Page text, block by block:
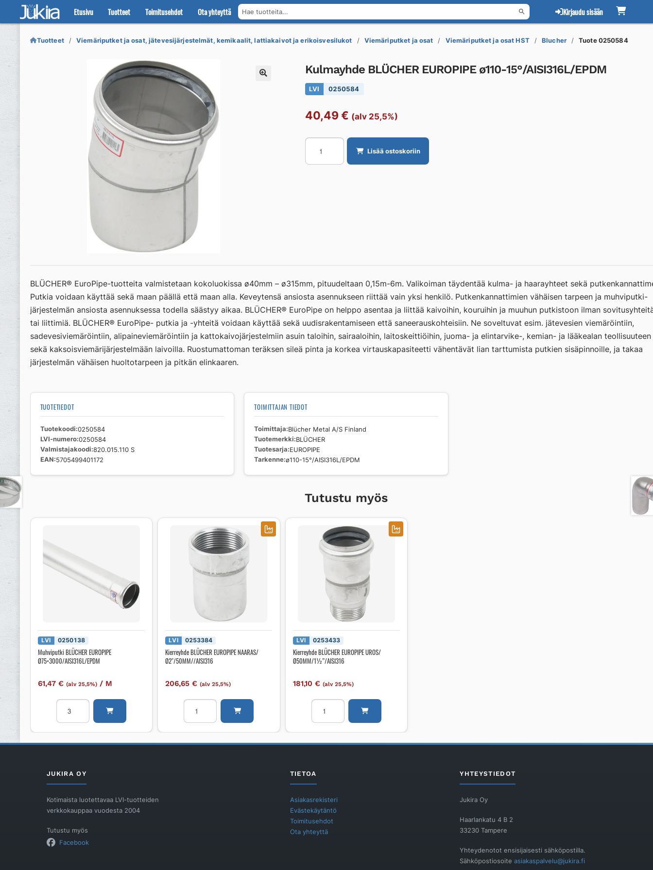
Etusivu Tuotteet Toimitusehdot Ota yhteyttä Hae tuotteita... Kirjaudu sisään
Siirry
navigointiin
Siirry
sisältöön
Tuotteet Viemäriputket ja osat, jätevesijärjestelmät, kemikaalit, lattiakaivot ja erikoisvesilukot Viemäriputket ja osat Viemäriputket ja osat HST Blucher Tuote 0250584
Kulmayhde BLÜCHER EUROPIPE ø110-15°/AISI316L/EPDM
LVI 0250584
40,49 € (alv 25,5%)
Kulmayhde
BLÜCHER
EUROPIPE
Lisää ostoskoriin
BLÜCHER® EuroPipe-tuotteita valmistetaan kokoluokissa ø40mm – ø315mm, pituudeltaan 0,15m-6m. Valikoiman täydentää kulma- ja haarayhteet sekä
Putkia voidaan käyttää sekä maan päällä että maan alla. Keveytensä ansiosta asennukseen riittää vain yksi henkilö. Putkenkannattimien vähäisen tarpeen ja muhviputki-
järjestelmän ansiosta asennuksessa todella säästyy aikaa. BLÜCHER® EuroPipe on helppo asentaa ja liittää kaivoihin, kouruihin ja muuhun putkistoon ilman
tai liittimiä. BLÜCHER® EuroPipe- putkia ja -yhteitä voidaan käyttää sekä uudisrakentamiseen että saneerauskohteisiin. Ne soveltuvat esim. jätevesien viemäröintiin,
sadevesiviemäröintiin, alipaineviemäröintiin ja kattokaivojärjestelmiin asuin taloihin, sairaaloihin, laitoskeittiöihin, juoma- ja elintarvike-, kemian- ja lääkealan teollisuuteen
sekä kaksoisviemärijärjestelmään laivoilla. Ruostumattoman teräksen sileä pinta ja korkea virtauskapasiteetti vähentävät lian tarttumista putkien sisäpinnoille, ja takaa
järjestelmän vähäisen huoltotarpeen ja pitkän elinkaaren.
TUOTETIEDOT
Tuotekoodi 0250584
LVI-numero 0250584
Valmistajakoodi 820.015.110 S
EAN 5705499401172
TOIMITTAJAN TIEDOT
Toimittaja Blücher Metal A/S Finland
Tuotemerkki BLÜCHER
Tuotesarja EUROPIPE
Tarkenne ø110-15°/AISI316L/EPDM
Tutustu myös
LVI 0250138
Muhviputki BLÜCHER EUROPIPE
Ø75×3000/AISI316L/EPDM
61,47€ (alv 25,5%) / M
Muhviputki
BLÜCHER
EUROPIPE
määrä
LVI 0253384
Kierreyhde BLÜCHER EUROPIPE NAARAS/
Ø2″/50MM//AISI316
206,65€ (alv 25,5%)
Kierreyhde
BLÜCHER
EUROPIPE
Ø2"/50MM//AISI316
LVI 0253433
Kierreyhde BLÜCHER EUROPIPE UROS/
Ø50MM/1½”/AISI316
181,10 € (alv 25,5%)
Kierreyhde
BLÜCHER
EUROPIPE
Ø50MM/1½"/AISI316
JUKIRA OY
Kotimaista luotettavaa LVI-tuotteiden
verkkokauppaa vuodesta 2004
Tutustu myös
Facebook
TIETOA
Asiakasrekisteri
Evästekäytäntö
Toimitusehdot
Ota yhteyttä
YHTEYSTIEDOT
Jukira Oy
Haarlankatu 4 B 2
33230 Tampere
Yhteydenotot ensisijaisesti sähköpostilla.
Sähköpostiosoiteasiakaspalvelu@jukira.fi